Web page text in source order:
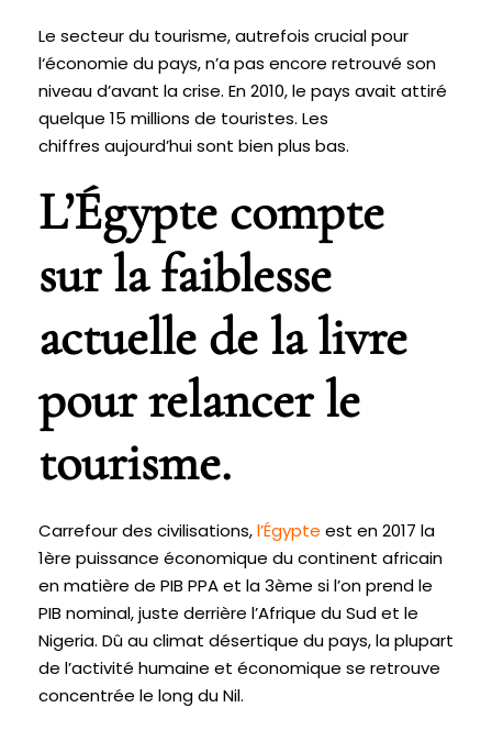
Le secteur du tourisme, autrefois crucial pour
l‘économie du pays, n’a pas encore retrouvé son
niveau d’avant la crise. En 2010, le pays avait attiré
quelque 15 millions de touristes. Les
chiffres aujourd’hui sont bien plus bas.
L’Égypte compte
sur la faiblesse
actuelle de la livre
pour relancer le
tourisme.
Carrefour des civilisations,l’Égypte est en 2017 la
1ère puissance économique du continent africain
en matière de PIB PPA et la 3ème si l’on prend le
PIB nominal, juste derrière l’Afrique du Sud et le
Nigeria. Dû au climat désertique du pays, la plupart
de l’activité humaine et économique se retrouve
concentrée le long du Nil.